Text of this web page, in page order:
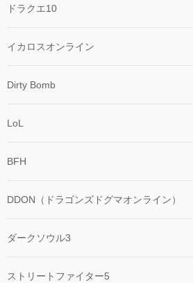
ドラクエ10
イカロスオンライン
Dirty Bomb
LoL
BFH
DDON（ドラゴンズドグマオンライン）
ダークソウル3
ストリートファイター5